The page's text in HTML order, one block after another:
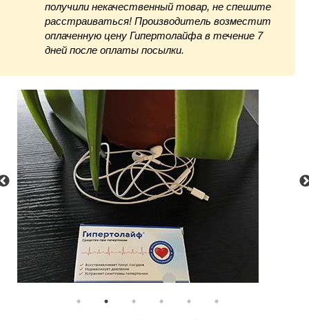
получили некачественный товар, не спешите
расстраиваться! Производитель возместит
оплаченную цену Гипертолайфа в течение 7
дней после оплаты посылки.